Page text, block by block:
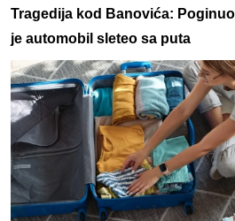
Tragedija kod Banovića:
je automobil sleteo sa puta